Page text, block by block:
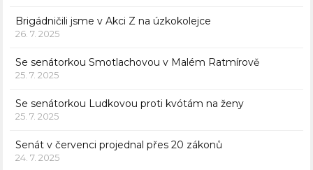
Brigádničili jsme v Akci Z na úzkokolejce
26. 7. 2025
Se senátorkou Smotlachovou v Malém Ratmírově
25. 7. 2025
Se senátorkou Ludkovou proti kvótám na ženy
25. 7. 2025
Senát v červenci projednal přes 20 zákonů
24. 7. 2025